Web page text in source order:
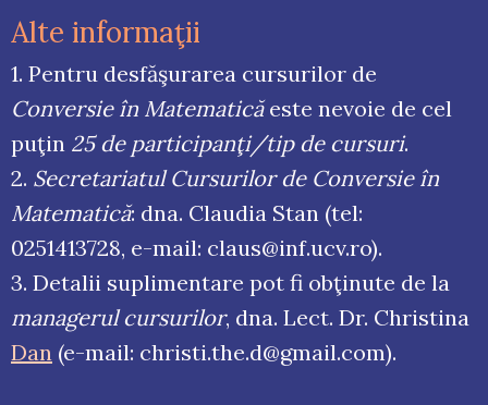
Alte informaţii
1. Pentru desfăşurarea cursurilor de
Conversie în Matematicăeste nevoie de cel
puţin 25 de participanţi/tip de cursuri.
2. Secretariatul Cursurilor de Conversie în
Matematică: dna. Claudia Stan (tel:
0251413728, e-mail: claus@inf.ucv.ro).
3. Detalii suplimentare pot fi obţinute de la
managerul cursurilor, dna. Lect. Dr. Christina
Dan (e-mail: christi.the.d@gmail.com).